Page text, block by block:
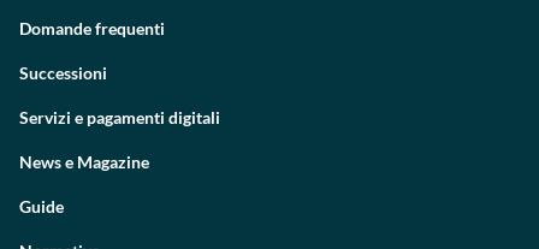
Domande frequenti
Successioni
Servizi e pagamenti digitali
News e Magazine
Guide